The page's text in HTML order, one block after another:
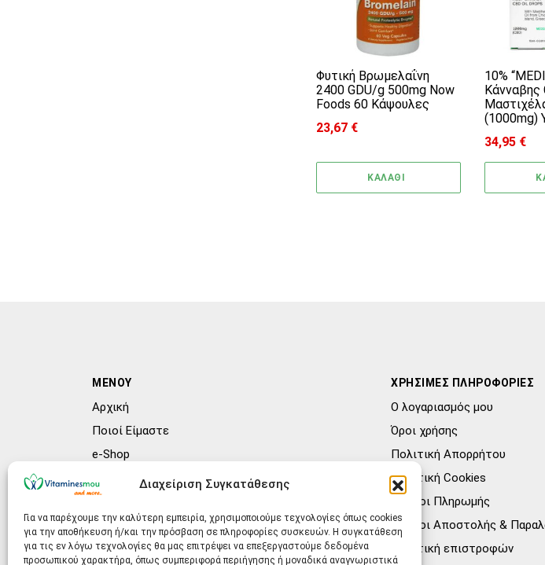
Διαχείριση Συγκατάθεσης
Για να παρέχουμε την καλύτερη εμπειρία, χρησιμοποιούμε τεχνολογίες όπως cookies
για την αποθήκευση ή/και την πρόσβαση σε πληροφορίες συσκευών. Η συγκατάθεση
για τις εν λόγω τεχνολογίες θα μας επιτρέψει να επεξεργαστούμε δεδομένα
προσωπικού χαρακτήρα, όπως συμπεριφορά περιήγησης ή μοναδικά αναγνωριστικά
Φυτική Βρωμελαΐνη
2400 GDU/g 500mg Now
Foods 60 Kάψουλες
23,67 €
ΚΑΛΑΘΙ
10%
Κάνναβης
(1000mg)
34,95 €
ΜΕΝΟΥ
Αρχική
Ποιοί Είμαστε
e-Shop
Συχνές ερωτήσεις (FAQs)
ΧΡΗΣΙΜΕΣ ΠΛΗΡΟΦΟΡΙΕΣ
Ο λογαριασμός μου
Όροι χρήσης
Πολιτική Απορρήτου
Πολιτική Cookies
Τρόποι Πληρωμής
Τρόποι Αποστολής &
Πολιτική επιστροφών